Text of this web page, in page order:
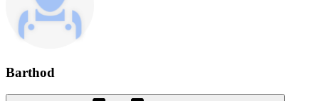
Barthod